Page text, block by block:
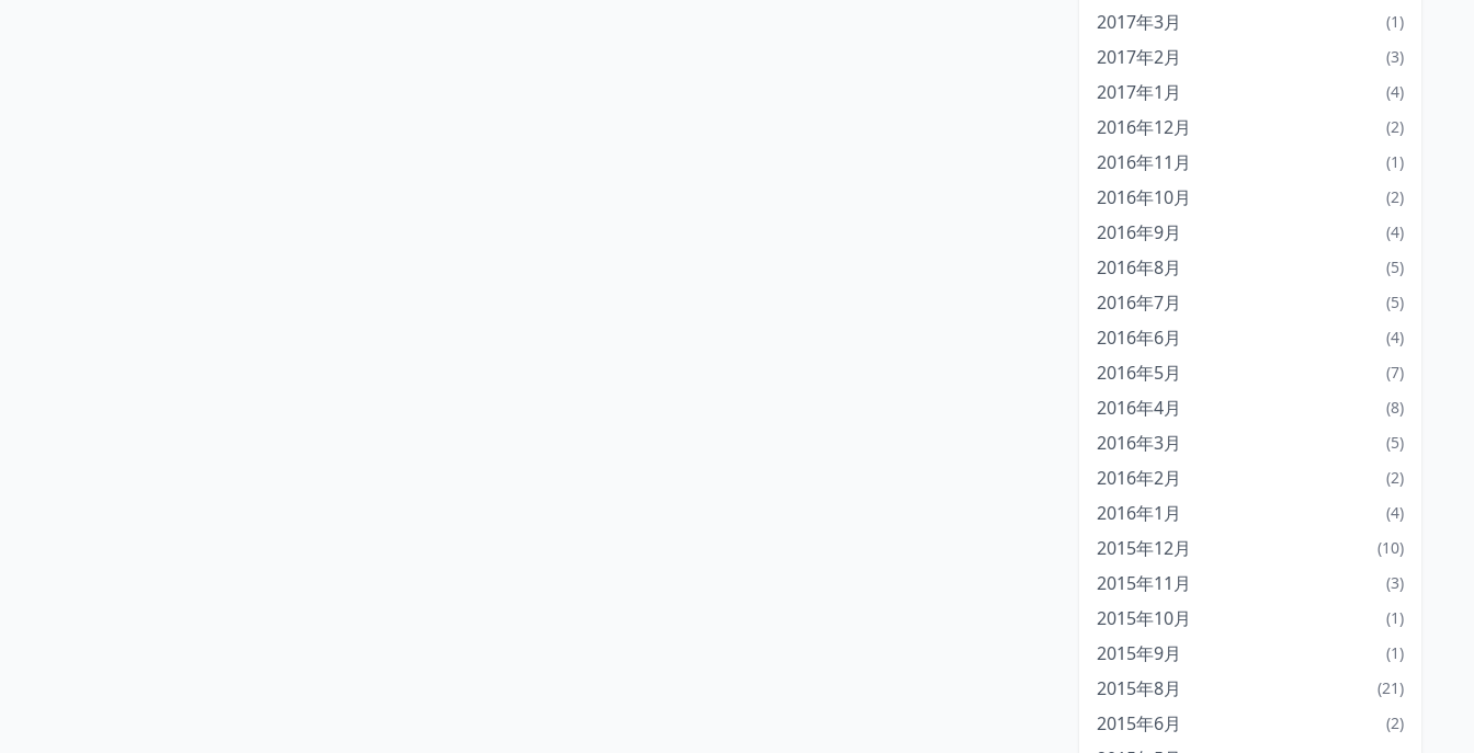
2017年3月 (1)
2017年2月 (3)
2017年1月 (4)
2016年12月 (2)
2016年11月 (1)
2016年10月 (2)
2016年9月 (4)
2016年8月 (5)
2016年7月 (5)
2016年6月 (4)
2016年5月 (7)
2016年4月 (8)
2016年3月 (5)
2016年2月 (2)
2016年1月 (4)
2015年12月 (10)
2015年11月 (3)
2015年10月 (1)
2015年9月 (1)
2015年8月 (21)
2015年6月 (2)